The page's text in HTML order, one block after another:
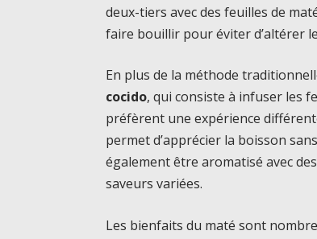
deux-tiers avec des feuilles de
faire bouillir pour éviter d’altérer
En plus de la méthode
cocido, qui consiste à infuser les
préfèrent une expérience
permet d’apprécier la boisson
également être aromatisé avec
saveurs variées.
Les bienfaits du maté sont